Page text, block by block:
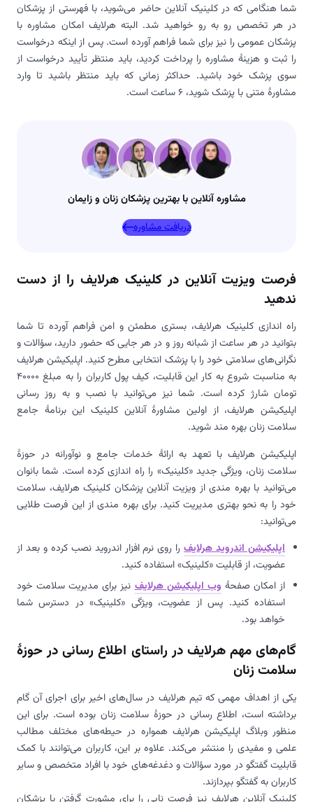
شما هنگامی که در کلینیک آنلاین حاضر می‌شوید، با فهرستی از پزشکان
در هر تخصص رو به رو خواهید شد. البته هرلایف امکان مشاوره با
پزشکان عمومی را نیز برای شما فراهم آورده است. پس از اینکه درخواست
را ثبت و هزینۀ مشاوره را پرداخت کردید، باید منتظر تأیید درخواست از
سوی پزشک خود باشید. حداکثر زمانی که باید منتظر باشید تا وارد
مشاورۀ متنی با پزشک شوید، 6 ساعت است.
مشاوره آنلاین با بهترین پزشکان زنان و زایمان
دریافت مشاوره
فرصت ویزیت آنلاین در کلینیک هرلایف را از دست
ندهید
راه اندازی کلینیک هرلایف، بستری مطمئن و امن فراهم آورده تا شما
بتوانید در هر ساعت از شبانه روز و در هر جایی که حضور دارید، سؤالات و
نگرانی‌های سلامتی خود را با پزشک انتخابی مطرح کنید. اپلیکیشن هرلایف
به مناسبت شروع به کار این قابلیت، کیف پول کاربران را به مبلغ 40000
تومان شارژ کرده است. شما نیز می‌توانید با نصب و به روز رسانی
اپلیکیشن هرلایف، از اولین مشاورۀ آنلاین کلینیک این برنامۀ جامع
سلامت زنان بهره مند شوید.
اپلیکیشن هرلایف با تعهد به ارائۀ خدمات جامع و نوآورانه در حوزۀ
سلامت زنان، ویژگی جدید «کلینیک» را راه اندازی کرده است. شما بانوان
می‌توانید با بهره مندی از ویزیت آنلاین پزشکان کلینیک هرلایف، سلامت
خود را به نحو بهتری مدیریت کنید. برای بهره مندی از این فرصت طلایی
می‌توانید:
اپلیکیشن اندروید هرلایفرا روی نرم افزار اندروید نصب کرده و بعد از
عضویت، از قابلیت «کلینیک» استفاده کنید.
از امکان صفحۀ وب اپلیکیشن هرلایفنیز برای مدیریت سلامت خود
استفاده کنید. پس از عضویت، ویژگی «کلینیک» در دسترس شما
خواهد بود.
گام‌های مهم هرلایف در راستای اطلاع رسانی در حوزۀ
سلامت زنان
یکی از اهداف مهمی که تیم هرلایف در سال‌های اخیر برای اجرای آن گام
برداشته است، اطلاع رسانی در حوزۀ سلامت زنان بوده است. برای این
منظور وبلاگ اپلیکیشن هرلایف همواره در حیطه‌های مختلف مطالب
علمی و مفیدی را منتشر می‌کند. علاوه بر این، کاربران می‌توانند با کمک
قابلیت گفتگو در مورد سؤالات و دغدغه‌های خود با افراد متخصص و سایر
کاربران به گفتگو بپردازند.
کلینیک آنلاین هرلایف نیز فرصت نابی را برای مشورت گرفتن با پزشکان